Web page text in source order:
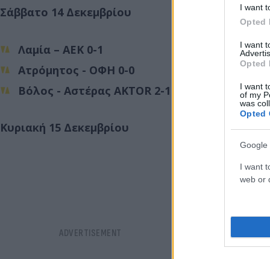
I want
Opted
I want
Opted
I want
of my
was
Opted
Google
I want
web or
Σάββατο 14 Δεκεμβρίου
Λαμία – ΑΕΚ 0-1
Ατρόμητος - ΟΦΗ 0-0
Βόλος - Αστέρας AKTOR 2-1
Κυριακή 15 Δεκεμβρίου